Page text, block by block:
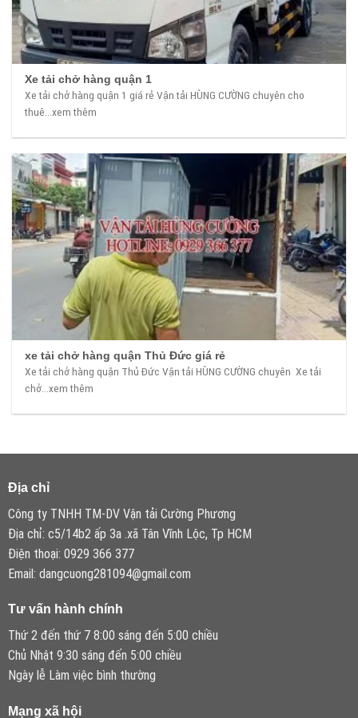
Xe tải chở hàng quận 1
Xe tải chở hàng quận 1 giá rẻ Vận tải HÙNG CƯỜNG chuyên cho
thuê...xem thêm
xe tải chở hàng quận Thủ Đức giá rẻ
Xe tải chở hàng quận Thủ Đức Vận tải HÙNG CƯỜNG chuyên Xe tải
chở...xem thêm
Địa chỉ
Công ty TNHH TM-DV Vận tải Cường Phương
Địa chỉ: c5/14b2 ấp 3a .xã Tân Vĩnh Lộc, Tp HCM
Điện thoại: 0929 366 377
Email: dangcuong281094@gmail.com
Tư vấn hành chính
Thứ 2 đến thứ 7 8:00 sáng đến 5:00 chiều
Chủ Nhật 9:30 sáng đến 5:00 chiều
Ngày lễ Làm việc bình thường
Mạng xã hội